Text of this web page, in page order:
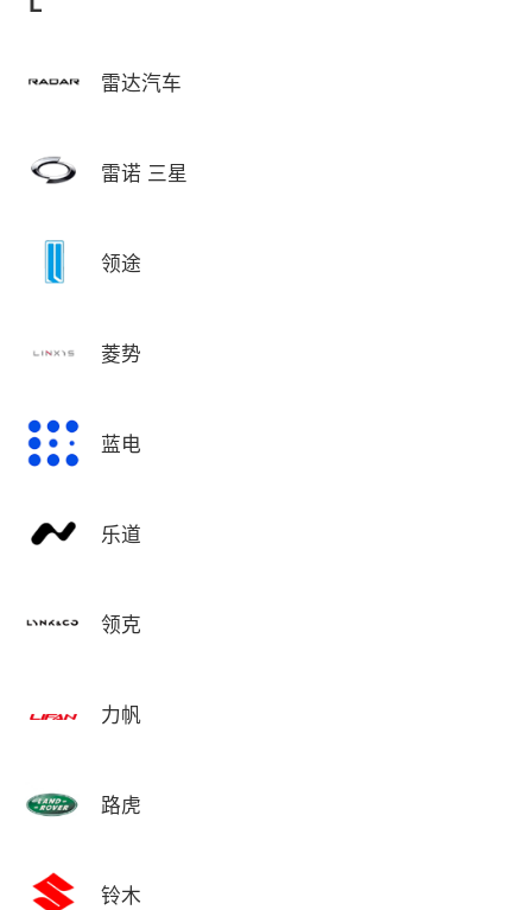
雷达汽车
雷诺 三星
领途
菱势
蓝电
乐道
领克
力帆
路虎
铃木